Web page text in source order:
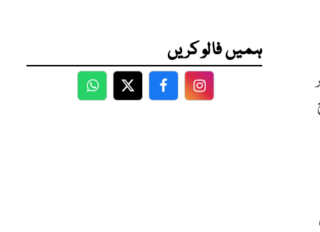
ہمیں فالو کریں
WhatsApp
TwitterFacebookFacebook